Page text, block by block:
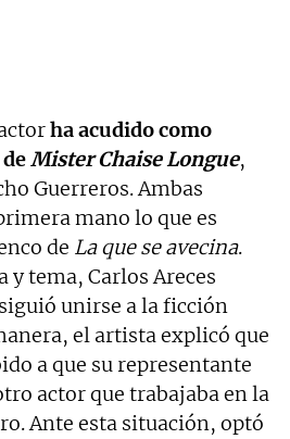
ha acudido como
Mister Chaise Longue,
Guerreros. Ambas
mano lo que es
de La que se avecina.
y tema, Carlos Areces
unirse a la ficción
el artista explicó que
a que su representante
actor que trabajaba en la
Ante esta situación, optó